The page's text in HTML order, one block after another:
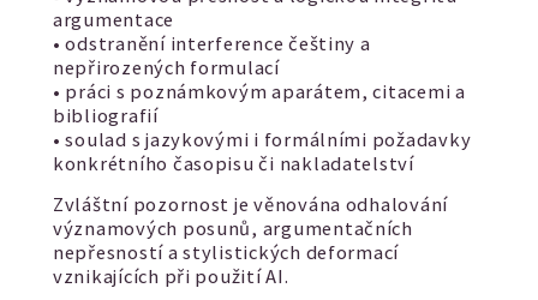
argumentace
• odstranění interference češtiny a
nepřirozených formulací
• práci s poznámkovým aparátem, citacemi a
bibliografií
• soulad s jazykovými i formálními požadavky
konkrétního časopisu či nakladatelství
Zvláštní pozornost je věnována odhalování
významových posunů, argumentačních
nepřesností a stylistických deformací
vznikajících při použití AI.